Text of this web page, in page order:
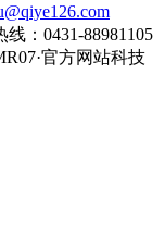
线：0431-88981105
官方网站科技